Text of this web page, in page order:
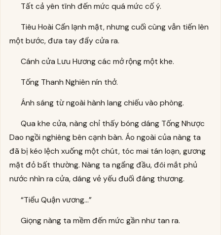
Tất cả yên tĩnh đến mức quá mức cố ý.
Tiêu Hoài Cẩn lạnh mặt, nhưng cuối cùng vẫn tiến lên
một bước, đưa tay đẩy cửa ra.
Cánh cửa Lưu Hương các mở rộng một khe.
Tống Thanh Nghiên nín thở.
Ánh sáng từ ngoài hành lang chiếu vào phòng.
Qua khe cửa, nàng chỉ thấy bóng dáng Tống Nhược
Dao ngồi nghiêng bên cạnh bàn. Áo ngoài của nàng ta
đã bị kéo lệch xuống một chút, tóc mai tán loạn, gương
mặt đỏ bất thường. Nàng ta ngẩng đầu, đôi mắt phủ
nước nhìn ra cửa, dáng vẻ yếu đuối đáng thương.
“Tiểu Quận vương…”
Giọng nàng ta mềm đến mức gần như tan ra.